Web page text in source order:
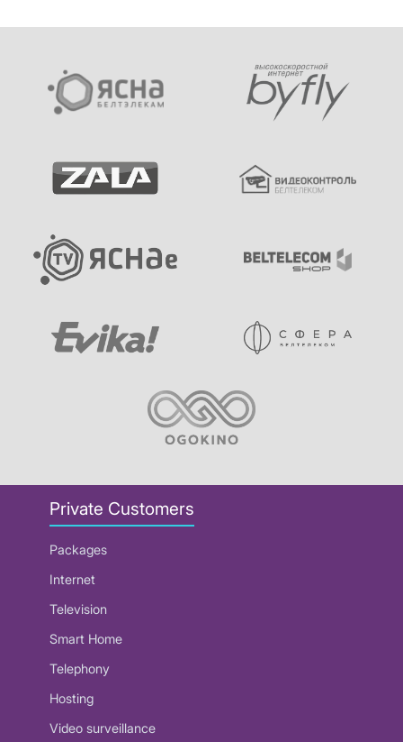
Private Customers
Packages
Internet
Television
Smart Home
Telephony
Hosting
Video surveillance